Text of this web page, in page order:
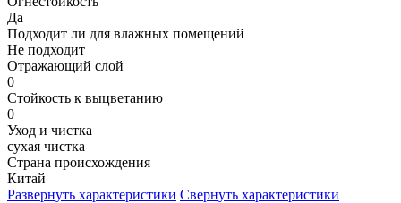
Да
Подходит ли для влажных помещений
Не подходит
Отражающий слой
0
Стойкость к выцветанию
0
Уход и чистка
сухая чистка
Страна происхождения
Китай
Развернуть характеристики Свернуть характеристики